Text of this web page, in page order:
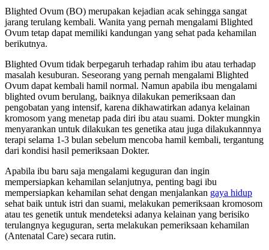
Blighted Ovum (BO) merupakan kejadian acak sehingga sangat
jarang terulang kembali. Wanita yang pernah mengalami Blighted
Ovum tetap dapat memiliki kandungan yang sehat pada kehamilan
berikutnya.
Blighted Ovum tidak berpegaruh terhadap rahim ibu atau terhadap
masalah kesuburan. Seseorang yang pernah mengalami Blighted
Ovum dapat kembali hamil normal. Namun apabila ibu mengalami
blighted ovum berulang, baiknya dilakukan pemeriksaan dan
pengobatan yang intensif, karena dikhawatirkan adanya kelainan
kromosom yang menetap pada diri ibu atau suami. Dokter mungkin
menyarankan untuk dilakukan tes genetika atau juga dilakukannnya
terapi selama 1-3 bulan sebelum mencoba hamil kembali, tergantung
dari kondisi hasil pemeriksaan Dokter.
Apabila ibu baru saja mengalami keguguran dan ingin
mempersiapkan kehamilan selanjutnya, penting bagi ibu
mempersiapkan kehamilan sehat dengan menjalankan gaya hidup
sehat baik untuk istri dan suami, melakukan pemeriksaan kromosom
atau tes genetik untuk mendeteksi adanya kelainan yang berisiko
terulangnya keguguran, serta melakukan pemeriksaan kehamilan
(Antenatal Care) secara rutin.